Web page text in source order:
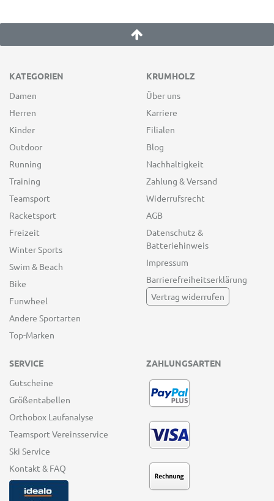
KATEGORIEN
Damen
Herren
Kinder
Outdoor
Running
Training
Teamsport
Racketsport
Freizeit
Winter Sports
Swim & Beach
Bike
Funwheel
Andere Sportarten
Top-Marken
KRUMHOLZ
Über uns
Karriere
Filialen
Blog
Nachhaltigkeit
Zahlung & Versand
Widerrufsrecht
AGB
Datenschutz &
Batteriehinweis
Impressum
Barrierefreiheitserklärung
Vertrag widerrufen
SERVICE
Gutscheine
Größentabellen
Orthobox Laufanalyse
Teamsport Vereinsservice
Ski Service
Kontakt & FAQ
ZAHLUNGSARTEN